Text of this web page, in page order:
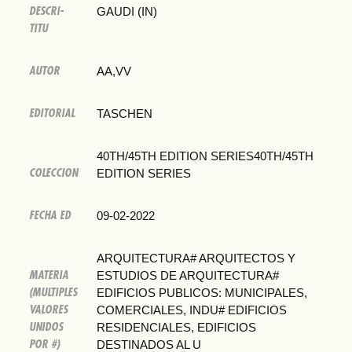
DESCRI-
TITU
GAUDI (IN)
AUTOR AA,VV
EDITORIAL TASCHEN
COLECCION
40TH/45TH EDITION SERIES40TH/45TH
EDITION SERIES
FECHA ED 09-02-2022
MATERIA
(MULTIPLES
VALORES
UNIDOS
POR #)
ARQUITECTURA# ARQUITECTOS Y
ESTUDIOS DE ARQUITECTURA#
EDIFICIOS PUBLICOS: MUNICIPALES,
COMERCIALES, INDU# EDIFICIOS
RESIDENCIALES, EDIFICIOS
DESTINADOS AL U